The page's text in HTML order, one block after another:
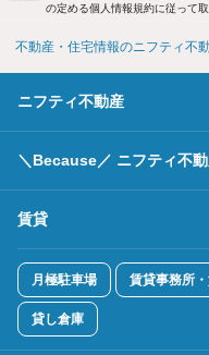
の定める個人情報規約に従って取
不動産・住宅情報のニフティ不
ニフティ不動産
＼Because／ ニフティ不
賃貸
月極駐車場 賃貸事務所
貸し倉庫